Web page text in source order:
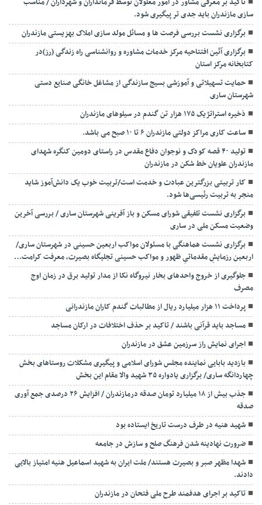
سازی مازندران باید جدی تر پیگیری شود.
برگزاری نشست بررسی فرصت ها و مسائل مولد سازی املاک بهزیستی مازندران
برگزاری آئین افتتاحیه مرکز خدمات مشاوره و روانشناسی راه زندگی (رز)در
کتابخانه مرکز استان
حمایت تسهیلاتی و آموزشی بسیج سازندگی از مشاغل خانگی صنایع دستی
شهرستان ساری
ذخیره استراتژیک ۱۷۵ هزار تن گندم در سیلوهای مازندران
ساعت کاری مراکز دولتی مازندران ۶ تا ۱۰ صبح می باشد.
تولید ۴۰ قصه کودک و نوجوان دفاع مقدس در راستای دومین کنگره شهدای
مازندران علویان خط شکن در مازندران
کار تربیتی بزرگترین عبادت و خدمت است/تربیت خوب یک دانش‌آموز شاید
منجر به تربیت رئیسی‌ها شود.
برگزاری ‌نشست تلفیقی شورای مسکن و باز آفرینی شهرستان ساری / بررسی آخرین
وضعیت مسکن ملی در ساری
برگزاری نشست هماهنگی با مسئولان مواکب اربعین حسینی در شهرستان ساری/
اربعین رزمایشِ مقدماتیِ ظهور و مواکب حسینی تجلیگاه بصیرت، معرفت کرامت…
جلوگیری از خروج واحدهای بخار نیروگاه نکا از مدار تولید برق در زمان اوج
مصرف
پرداخت ۱۱ هزار میلیارد ریال از مطالبات گندم کاران مازندرانی
مساجد باید قرآنی باشند / تاکید بر حذف اختلافات در ارکان مساجد
اجرای نمایش راز سرزمین عشق در مازندران
بازدید بابایی نماینده مجلس شورای اسلامی و پیگیری مشکلات روستاهای بخش
چهاردانگه ساری/ برگزاری یادواره ۳۵ شهید والا مقام این بخش
جذب بیش از ۱۸ میلیارد تومان صدقه درمازندران / افزایش ۲۶ درصدی جمع آوری
صدقه
شهید هنیه در طرف درست تاریخ ایستاده بود
ضرورت نهادینه شدن فرهنگ صلح و سازش در جامعه
شهدا مظهر صبر و بصیرت هستند/ ملت ایران به شهید اسماعیل هنیه امتیاز بالایی
دادند.
تاکید بر اجرای هدفمند طرح ملی فتحان در مازندران